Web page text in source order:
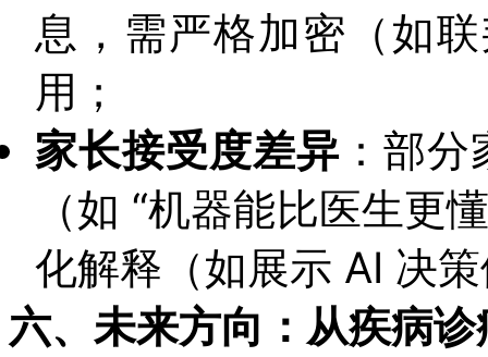
息，需严格加密（如
用；
家长接受度差异：部分
（如 “机器能比医生更
化解释（如展示 AI 决
六、未来方向：从疾病